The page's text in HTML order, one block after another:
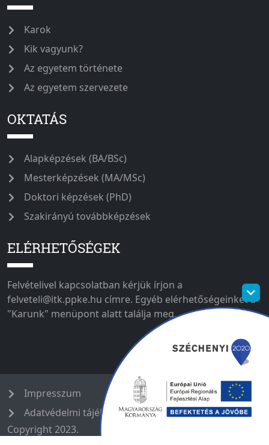
Karok
Kik vagyunk?
Az egyetem története
Az egyetem szervezete
OKTATÁS
Alapképzések (BA/BSc)
Mesterképzések (MA/MSc)
Doktori képzések (PhD)
Szakirányú továbbképzések
ELÉRHETŐSÉGEK
Felvételivel kapcsolatban kérjük írjon a
felveteli@itk.ppke.hu címre. Egyéb elérhetőségeinket a
"Karunk" menüpont alatt találja meg.
Impresszum
Adatvédelmi tájékoztató
Copyright 2023.